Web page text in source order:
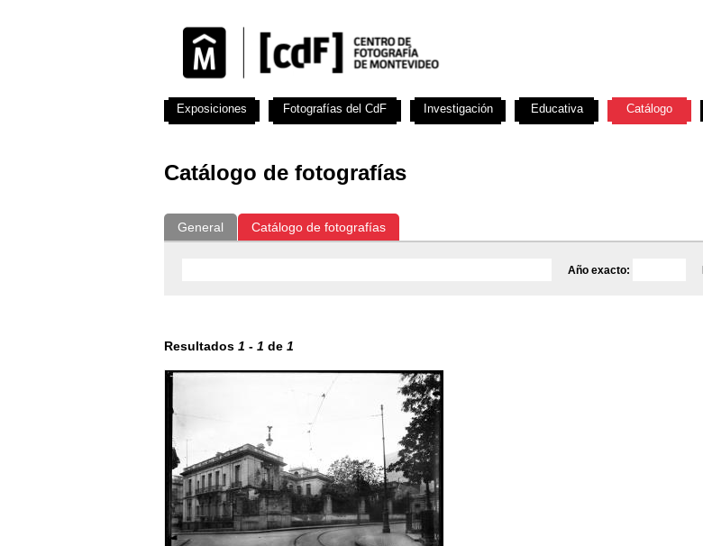
Catálogo de fotografías
General Catálogo de fotografías
Año exacto:
Resultados 1 - 1 de 1
Exposiciones Fotografías del CdF Investigación Educativa Catálogo